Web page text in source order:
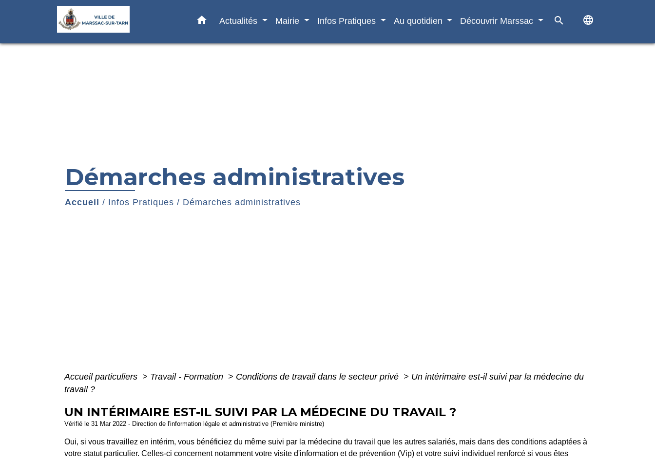
home Actualités Mairie Infos Pratiques Au quotidien Découvrir Marssac search language
Démarches administratives
Accueil / Infos Pratiques / Démarches administratives
Accueil particuliers > Travail - Formation > Conditions de travail dans le secteur privé > Un intérimaire est-il suivi par la médecine du
travail ?
UN INTÉRIMAIRE EST-IL SUIVI PAR LA MÉDECINE DU TRAVAIL ?
Vérifié le 31 Mar 2022 - Direction de l'information légale et administrative (Première ministre)
Oui, si vous travaillez en intérim, vous bénéficiez du même suivi par la médecine du travail que les autres salariés, mais dans des conditions adaptées à
votre statut particulier. Celles-ci concernent notamment votre visite d'information et de prévention (Vip) et votre suivi individuel renforcé si vous êtes